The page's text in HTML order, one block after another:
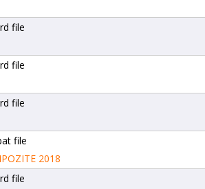
2018